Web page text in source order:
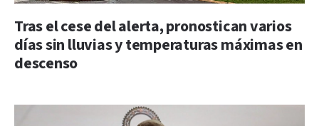
Tras el cese del alerta, pronostican varios
días sin lluvias y temperaturas máximas en
descenso